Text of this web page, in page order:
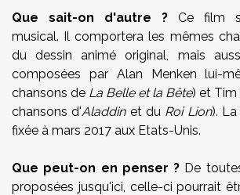
Que sait-on d'autre ? Ce film
musical. Il comportera les mêmes
du dessin animé original, mais
composées par Alan Menken lui-
chansons de La Belle et la Bête) et Tim
chansons d'Aladdinet du Roi Lion).
fixée à mars 2017 aux Etats-Unis.
Que peut-on en penser ? De
proposées jusqu'ici, celle-ci pourrait